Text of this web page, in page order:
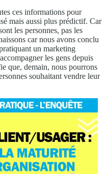
ces informations pour
mais aussi plus prédictif. Car
les personnes, pas les
car nous avons conclu
un marketing
les gens depuis
que, demain, nous pourrons
souhaitant vendre leur